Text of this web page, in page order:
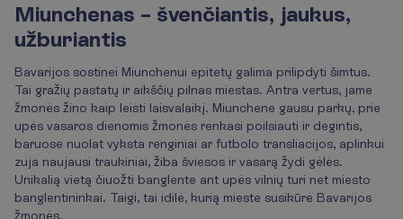
Miunchenas – švenčiantis, jaukus,
užburiantis
Bavarijos sostinei Miunchenui epitetų galima prilipdyti šimtus.
Tai gražių pastatų ir aikščių pilnas miestas. Antra vertus, jame
žmonės žino kaip leisti laisvalaikį. Miunchene gausu parkų, prie
upės vasaros dienomis žmonės renkasi poilsiauti ir degintis,
baruose nuolat vyksta renginiai ar futbolo transliacijos, aplinkui
zuja naujausi traukiniai, žiba šviesos ir vasarą žydi gėlės.
Unikalią vietą čiuožti banglente ant upės vilnių turi net miesto
banglentininkai. Taigi, tai idilė, kurią mieste susikūrė Bavarijos
žmonės.